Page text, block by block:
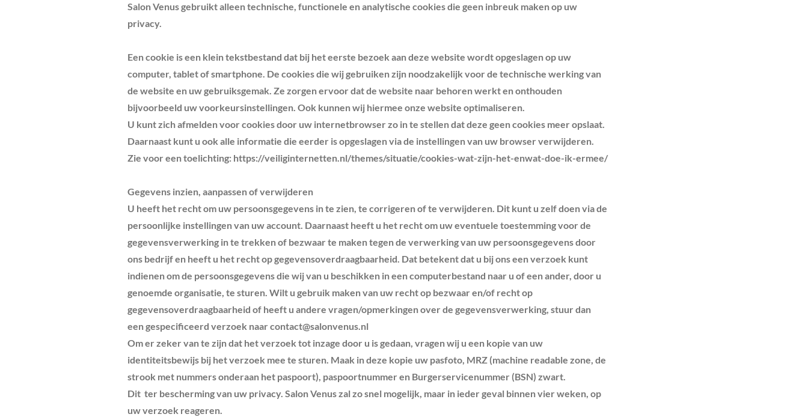
Salon Venus gebruikt alleen technische, functionele en analytische cookies die geen inbreuk maken op uw
privacy.
Een cookie is een klein tekstbestand dat bij het eerste bezoek aan deze website wordt opgeslagen op uw
computer, tablet of smartphone. De cookies die wij gebruiken zijn noodzakelijk voor de technische werking van
de website en uw gebruiksgemak. Ze zorgen ervoor dat de website naar behoren werkt en onthouden
bijvoorbeeld uw voorkeursinstellingen. Ook kunnen wij hiermee onze website optimaliseren.
U kunt zich afmelden voor cookies door uw internetbrowser zo in te stellen dat deze geen cookies meer opslaat.
Daarnaast kunt u ook alle informatie die eerder is opgeslagen via de instellingen van uw browser verwijderen.
Zie voor een toelichting: https://veiliginternetten.nl/themes/situatie/cookies-wat-zijn-het-enwat-doe-ik-ermee/
Gegevens inzien, aanpassen of verwijderen
U heeft het recht om uw persoonsgegevens in te zien, te corrigeren of te verwijderen. Dit kunt u zelf doen via de
persoonlijke instellingen van uw account. Daarnaast heeft u het recht om uw eventuele toestemming voor de
gegevensverwerking in te trekken of bezwaar te maken tegen de verwerking van uw persoonsgegevens door
ons bedrijf en heeft u het recht op gegevensoverdraagbaarheid. Dat betekent dat u bij ons een verzoek kunt
indienen om de persoonsgegevens die wij van u beschikken in een computerbestand naar u of een ander, door u
genoemde organisatie, te sturen. Wilt u gebruik maken van uw recht op bezwaar en/of recht op
gegevensoverdraagbaarheid of heeft u andere vragen/opmerkingen over de gegevensverwerking, stuur dan
een gespecificeerd verzoek naar contact@salonvenus.nl
Om er zeker van te zijn dat het verzoek tot inzage door u is gedaan, vragen wij u een kopie van uw
identiteitsbewijs bij het verzoek mee te sturen. Maak in deze kopie uw pasfoto, MRZ (machine readable zone, de
strook met nummers onderaan het paspoort), paspoortnummer en Burgerservicenummer (BSN) zwart.
Dit ter bescherming van uw privacy. Salon Venus zal zo snel mogelijk, maar in ieder geval binnen vier weken, op
uw verzoek reageren.